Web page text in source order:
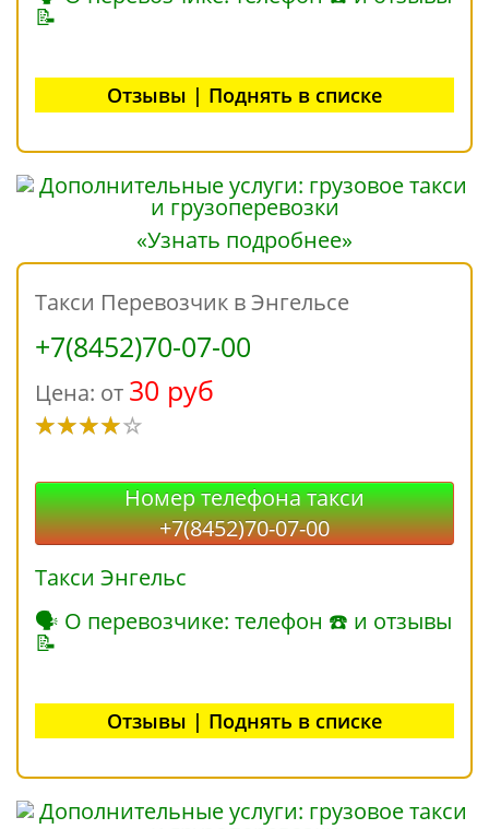
📝
Отзывы | Поднять в списке
«Узнать подробнее»
Такси Перевозчик в Энгельсе
+7(8452)70-07-00
Цена: от 30 руб
Номер телефона такси
+7(8452)70-07-00
Такси Энгельс
🗣 О перевозчике: телефон ☎ и отзывы
📝
Отзывы | Поднять в списке